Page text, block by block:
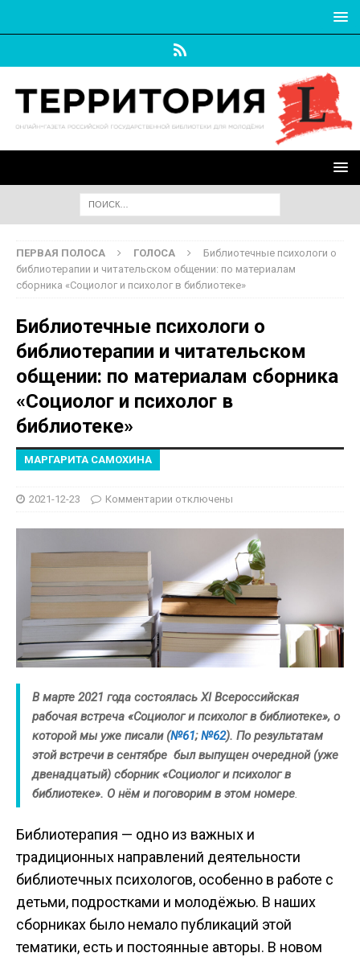
ПЕРВАЯ ПОЛОСА ГОЛОСА
Библиотечные психологи о
библиотерапии и читательском общении: по материалам
сборника «Социолог и психолог в библиотеке»
Библиотечные психологи о
библиотерапии и читательском
общении: по материалам сборника
«Социолог и психолог в
библиотеке»
МАРГАРИТА САМОХИНА
2021-12-23 Комментарии отключены
В марте 2021 года состоялась XI Всероссийская
рабочая встреча «Социолог и психолог в библиотеке», о
которой мы уже писали (№61;№62). По результатам
этой встречи в сентябре был выпущен очередной (уже
двенадцатый) сборник «Социолог и психолог в
библиотеке». О нём и поговорим в этом номере.
Библиотерапия — одно из важных и
традиционных направлений деятельности
библиотечных психологов, особенно в работе с
детьми, подростками и молодёжью. В наших
сборниках было немало публикаций этой
тематики, есть и постоянные авторы. В новом